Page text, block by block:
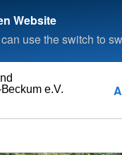
Website
use the switch to
e.V.